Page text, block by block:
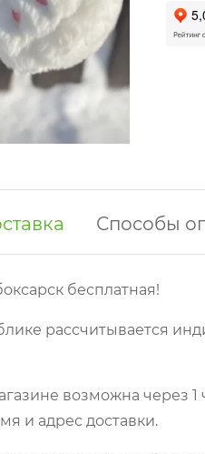
Способы
бесплатная!
рассчитывается
возможна через
и адрес доставки.